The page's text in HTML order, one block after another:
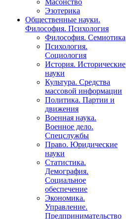
Масонство
Эзотерика
Общественные науки.
Философия. Психология
Философия. Семиотика
Психология.
Социология
История. Исторические
науки
Культура. Средства
массовой информации
Политика. Партии и
движения
Военная наука.
Военное дело.
Спецслужбы
Право. Юридические
науки
Статистика.
Демография.
Социальное
обеспечение
Экономика.
Управление.
Предпринимательство